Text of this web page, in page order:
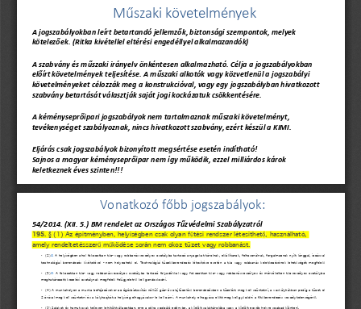
Műszaki követelmények
A jogszabályokban leírt betartandó jellemzők, biztonsági szempontok, melyek
kötelezőek. (Ritka kivétellel eltérési engedéllyel alkalmazandók)
A szabvány és műszaki irányelv önkéntesen alkalmazható. Célja a jogszabályokban
előírt követelmények teljesítése. A műszaki alkotók vagy közvetlenül a jogszabályi
követelményeket célozzák meg a konstrukcióval, vagy egy jogszabályban hivatkozott
szabvány betartását választják saját jogi kockázatuk csökkentésére.
A kéményseprőipari jogszabályok nem tartalmaznak műszaki követelményt,
tevékenységet szabályoznak, nincs hivatkozott szabvány, ezért készül a KIMI.
Eljárás csak jogszabályok bizonyított megsértése esetén indítható!
Sajnos a magyar kéményseprőipar nem így működik, ezzel milliárdos károk
keletkeznek éves szinten!!!
Vonatkozó főbb jogszabályok:
54/2014. (XII. 5.) BM rendelet az Országos Tűzvédelmi Szabályzatról
195. § (1) Az építményben, helyiségben csak olyan fűtési rendszer létesíthető, használható,
amely rendeltetésszerű működése során nem okoz tüzet vagy robbanást.
• (2 ) * A helyiségben ahol fokozottan tűz- vagy robbanásveszélyes osztályba tartozó anyagokat tárolnak, előállítanak, felhasználnak, forgalmaznak nyílt lánggal, izzással
technológiai berendezés kivételével helyezhető el. Technológiai tüzelő berendezés létesítése esetén tűz robbanás keletkezésének lehető ségét megfelelő
(3 ) A fokozottan tűz robbanásveszélyes osztályba tartozó folyadékkal fokozottan tű robbanásveszélyes és mérsékelten tűzveszélyes
osztályba
meghatározott kezelési osztálynak megfelelő felügyeletről kell gondoskodni.
• (4 ) A munkahelyen munka befejezésekor égésbiztosítás nélküli gáz és olajtüzelés ű berendezésben tüzelést kell szüntetni, vaskályhákban pedig tüzet
el
2
órával kell szüntetni és kályhaajtót helyiség elhagyásakor le kell zárni. A munkahely elhagyása előtt kell ő ődni fűtő berendezés veszélytelenségér ől.
(5) Salakot és hamut csak teljesen lehűtött állapotban, célra szolgáló edénybe, kijelölt salaktárolóba kijelölt egyéb helyre szabad kiönteni.